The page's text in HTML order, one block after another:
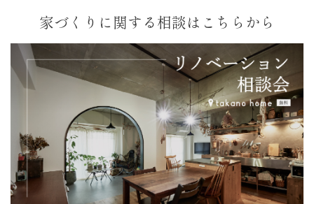
家づくりに関する相談はこちらから